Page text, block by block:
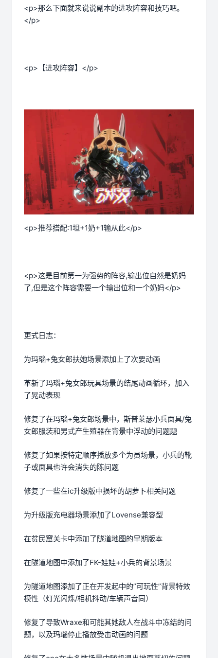
<p>那么下面就来说说副本的进攻阵容和技巧吧。
</p>
<p>【进攻阵容】</p>
<p>推荐搭配:1坦+1奶+1输从此</p>
<p>这是目前第一为强势的阵容,输出位自然是奶妈
了,但是这个阵容需要一个输出位和一个奶妈</p>
更式日志：
为玛瑙+兔女郎扶她场景添加上了次要动画
革新了玛瑙+兔女郎玩具场景的结尾动画循环，加入
了晃动表现
修复了在玛瑙+兔女郎场景中，斯普莱瑟小兵面具/兔
女郎服装和男式产生殖器在背景中浮动的问题题
修复了如果按特定顺序播放多个为员场景，小兵的靴
子或面具也许会消失的陈问题
修复了一些在ic升级版中损坏的胡萝卜相关问题
为升级版充电器场景添加了Lovense兼容型
在贫民窟关卡中添加了隧道地图的早期版本
在隧道地图中添加了FK-娃娃+小兵的背景场景
为隧道地图添加了正在开发起中的”可玩性”背景特效
模性（灯光闪烁/相机抖动/车辆声音同）
修复了导致Wraxe和可能其她敌人在战斗中冻结的问
题，以及玛瑙停止播放受击动画的问题